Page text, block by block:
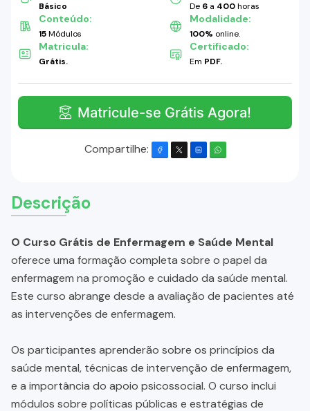
Básico De 6 a 400horas
Conteúdo:
15Módulos
Modalidade:
100% online.
Matricula:
Grátis.
Certificado:
Em PDF.
Matricule-se Grátis Agora!
Compartilhe:
Descrição
O Curso Grátis de Enfermagem e Saúde Mental
oferece uma formação completa sobre o papel da
enfermagem na promoção e cuidado da saúde mental.
Este curso abrange desde a avaliação de pacientes até
as intervenções de enfermagem.
Os participantes aprenderão sobre os princípios da
saúde mental, técnicas de intervenção de enfermagem,
e a importância do apoio psicossocial. O curso inclui
módulos sobre políticas públicas e estratégias de